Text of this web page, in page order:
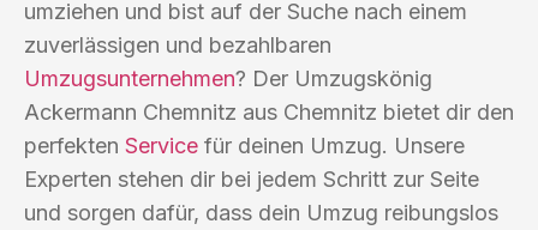
umziehen und bist auf der Suche nach einem
zuverlässigen und bezahlbaren
Umzugsunternehmen? Der Umzugskönig
Ackermann Chemnitz aus Chemnitz bietet dir den
perfekten Service für deinen Umzug. Unsere
Experten stehen dir bei jedem Schritt zur Seite
und sorgen dafür, dass dein Umzug reibungslos